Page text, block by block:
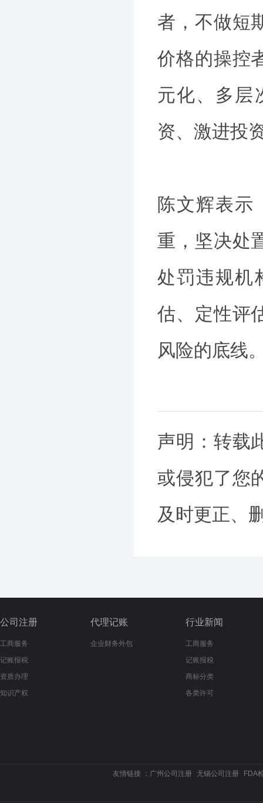
者，不做短
价格的操控
元化、多层
资、激进投
陈文辉表示
重，坚决处
处罚违规机
估、定性评
风险的底线
声明：转载
或侵犯了您
及时更正、
公司注册
工商服务
记账报税
资质办理
知识产权
代理记账
企业财务外包
行业新闻
工商服务
记账报税
商标分类
各类许可
友情链接 ： 广州公司注册 无锡公司注册 FDA